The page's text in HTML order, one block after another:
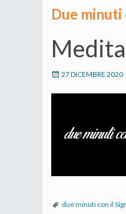
Due minuti
27 DICEMBRE 2020
due minuti con il